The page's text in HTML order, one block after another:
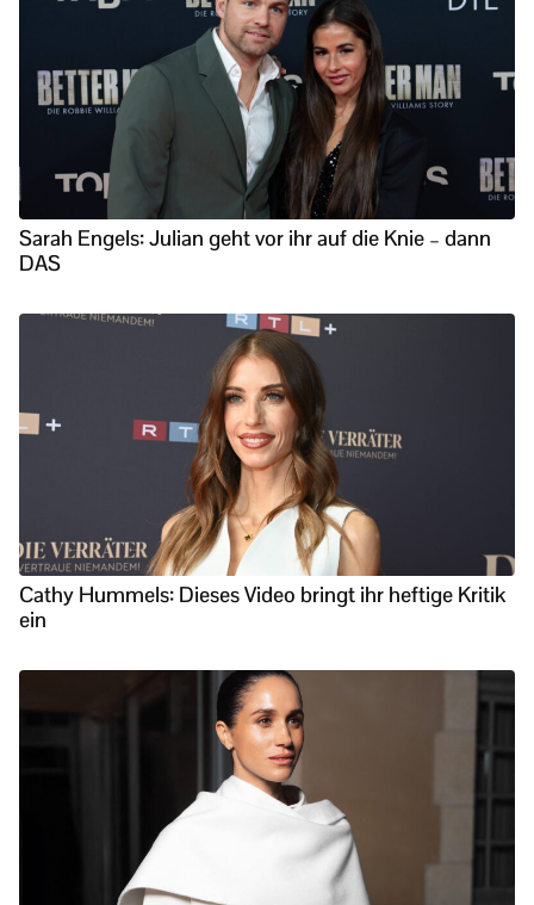
Sarah Engels: Julian geht vor ihr auf die Knie – dann
DAS
Cathy Hummels: Dieses Video bringt ihr heftige Kritik
ein